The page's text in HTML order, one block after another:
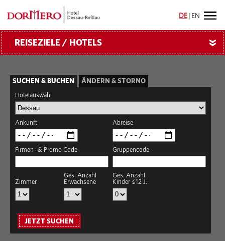
DE EN
REISEZIELE / HOTELS »
SUCHEN & BUCHEN ÄNDERN & STORNO
Hotelauswahl
Ankunft Abreise
Firmen- & Promo Code Gruppencode
Zimmer
Ges. Anzahl
Erwachsene
Ges. Anzahl
Kinder ≤12 J.
JETZT SUCHEN